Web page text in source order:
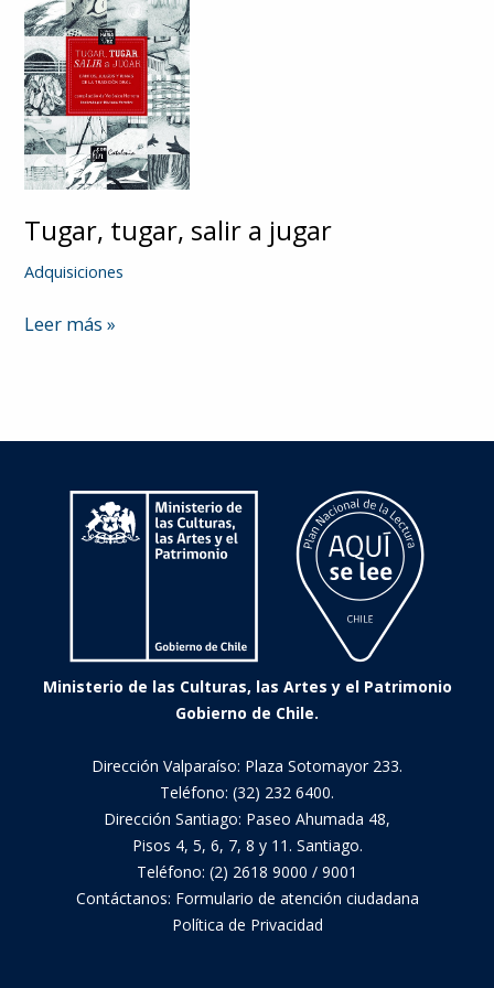
Tugar, tugar, salir a jugar
Adquisiciones
Tugar,
Leer más »
Ministerio de las Culturas, las Artes y el Patrimonio
Gobierno de Chile.
Dirección Valparaíso: Plaza Sotomayor 233.
Teléfono: (32) 232 6400.
Dirección Santiago: Paseo Ahumada 48,
Pisos 4, 5, 6, 7, 8 y 11. Santiago.
Teléfono: (2) 2618 9000 / 9001
Contáctanos: Formulario de atención ciudadana
Política de Privacidad